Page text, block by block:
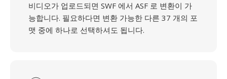
비디오가 업로드되면 SWF 에서 ASF 로 변환이 가
능합니다. 필요하다면 변환 가능한 다른 37 개의 포
맷 중에 하나로 선택하셔도 됩니다.